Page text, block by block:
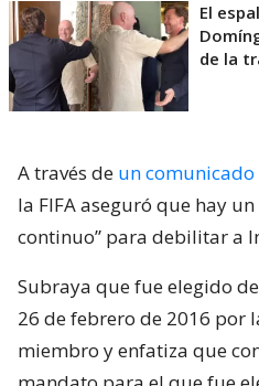
El
de la
A través de un
la FIFA aseguró que hay
continuo” para debilitar a
Subraya que fue elegido
26 de febrero de 2016 por
miembro y enfatiza que